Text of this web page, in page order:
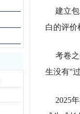
建立包
白的评价
考卷之
生没有"
2025年